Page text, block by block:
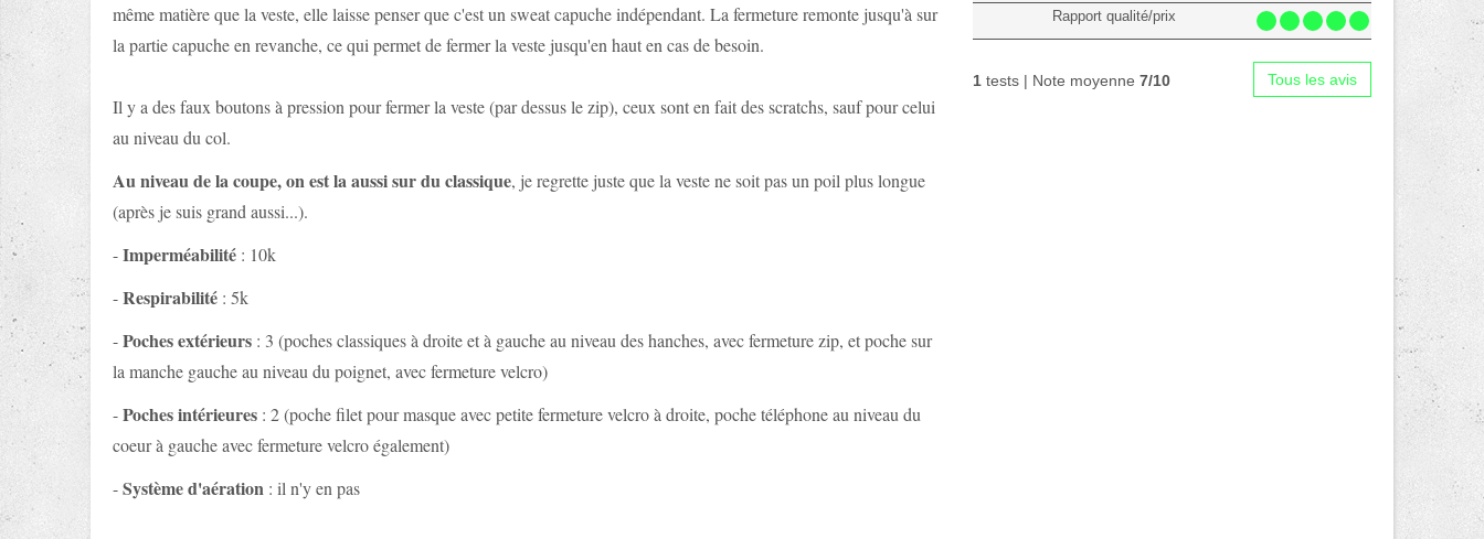
même matière que la veste, elle laisse penser que c'est un sweat capuche indépendant. La fermeture remonte jusqu'à sur
la partie capuche en revanche, ce qui permet de fermer la veste jusqu'en haut en cas de besoin.
Il y a des faux boutons à pression pour fermer la veste (par dessus le zip), ceux sont en fait des scratchs, sauf pour celui
au niveau du col.
Au niveau de la coupe, on est la aussi sur du classique, je regrette juste que la veste ne soit pas un poil plus longue
(après je suis grand aussi...).
-Imperméabilité : 10k
-Respirabilité : 5k
-Poches extérieurs : 3 (poches classiques à droite et à gauche au niveau des hanches, avec fermeture zip, et poche sur
la manche gauche au niveau du poignet, avec fermeture velcro)
-Poches intérieures : 2 (poche filet pour masque avec petite fermeture velcro à droite, poche téléphone au niveau du
coeur à gauche avec fermeture velcro également)
-Système d'aération : il n'y en pas
Rapport qualité/prix
1 tests | Note moyenne7/10 Tous les avis